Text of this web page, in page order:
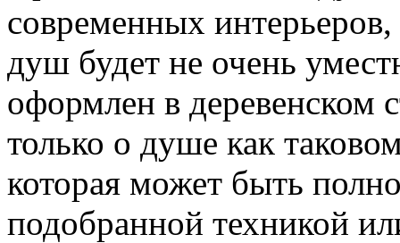
современных
душ будет не очень
оформлен в деревенском
только о душе как
которая может быть
подобранной техникой